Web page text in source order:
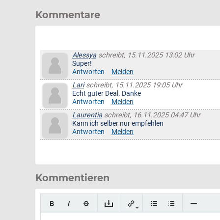
Kommentare
Alessya schreibt, 15.11.2025 13:02 Uhr
Super!
Antworten
Melden
Larischreibt, 15.11.2025 19:05 Uhr
Echt guter Deal. Danke
Antworten
Melden
Laurentia schreibt, 16.11.2025 04:47 Uhr
Kann ich selber nur empfehlen
Antworten
Melden
Kommentieren